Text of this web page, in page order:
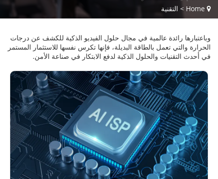
Home
> التقنية
وباعتبارها رائدة عالمية في مجال حلول الفيديو الذكية للكشف عن درجات
الحرارة والتي تعمل بالطاقة البديلة، فإنها تكرس نفسها للاستثمار المستمر
في أحدث التقنيات والحلول الذكية لدفع الابتكار في صناعة الأمن.